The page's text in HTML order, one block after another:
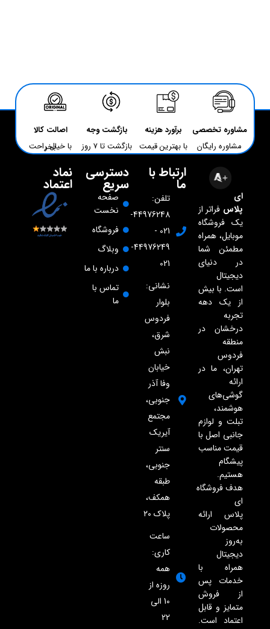
مشاوره تخصصی
مشاوره رایگان
برآورد هزینه
با بهترین قیمت
بازگشت وجه
بازگشت تا 7 روز
اصالت کالا
با خیال راحت بخر
ای
پلاس فراتر از
یک فروشگاه
موبایل، همراه
مطمئن شما
در دنیای
دیجیتال
است. با بیش
از یک دهه
تجربه
درخشان در
منطقه
فردوس
تهران، ما در
ارائه
گوشی‌های
هوشمند،
تبلت و لوازم
جانبی اصل با
قیمت مناسب
پیشگام
هستیم.
هدف فروشگاه
ای
پلاس ارائه
محصولات
به‌روز
دیجیتال
همراه با
خدمات پس
از فروش
متمایز و قابل
اعتماد است.
ارتباط با
ما
تلفن:
44976248-
021 -
44976249-
021
نشانی:
بلوار
فردوس
شرق،
نبش
خیابان
وفا آذر
جنوبی،
مجتمع
آیریک
سنتر
جنوبی،
طبقه
همکف،
پلاک ۲۰
ساعت
کاری:
همه
روزه از
10 الی
22
دسترسی
سریع
صفحه
نخست
فروشگاه
وبلاگ
درباره با ما
تماس با
ما
نماد
اعتماد